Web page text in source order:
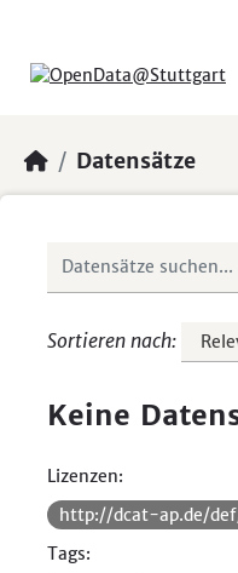
Datensätze
Sortieren nach
Keine
Lizenzen:
http://dcat-ap.de/
Tags: